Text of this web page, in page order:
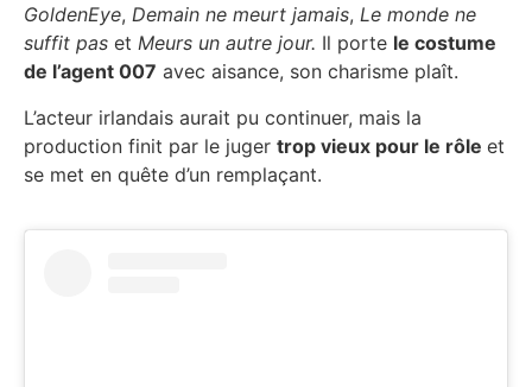
GoldenEye, Demain ne meurt jamais, Le monde ne
suffit pas et Meurs un autre jour. Il porte le costume
de l’agent 007 avec aisance, son charisme plaît.
L’acteur irlandais aurait pu continuer, mais la
production finit par le juger trop vieux pour le rôle et
se met en quête d’un remplaçant.